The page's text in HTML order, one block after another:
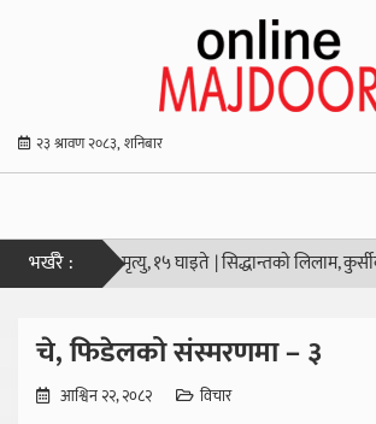
२३ श्रावण २०८३, शनिबार
भर्खरै :
मृत्यु, १५ घाइते |सिद्धान्तको लिलाम, कुर्सीको सौदाबाजी
चे, फिडेलको संस्मरणमा – ३
आश्विन २२, २०८२ विचार